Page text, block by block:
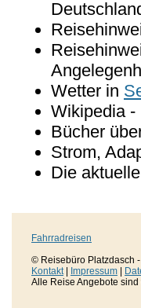
Wetter in
Wikipedia
Bücher
Strom,
Die
Fahrradreisen
© Reisebüro Platzdasch
Kontakt| Impressum
Alle Reise Angebote